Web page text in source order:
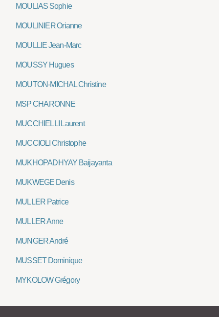
MOULIAS Sophie
MOULINIER Orianne
MOULLIE Jean-Marc
MOUSSY Hugues
MOUTON-MICHAL Christine
MSP CHARONNE
MUCCHIELLI Laurent
MUCCIOLI Christophe
MUKHOPADHYAY Baijayanta
MUKWEGE Denis
MULLER Patrice
MULLER Anne
MUNGER André
MUSSET Dominique
MYKOLOW Grégory